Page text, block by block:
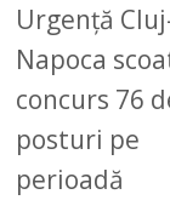
Urgență
Napoca
concurs 76
posturi pe
perioadă